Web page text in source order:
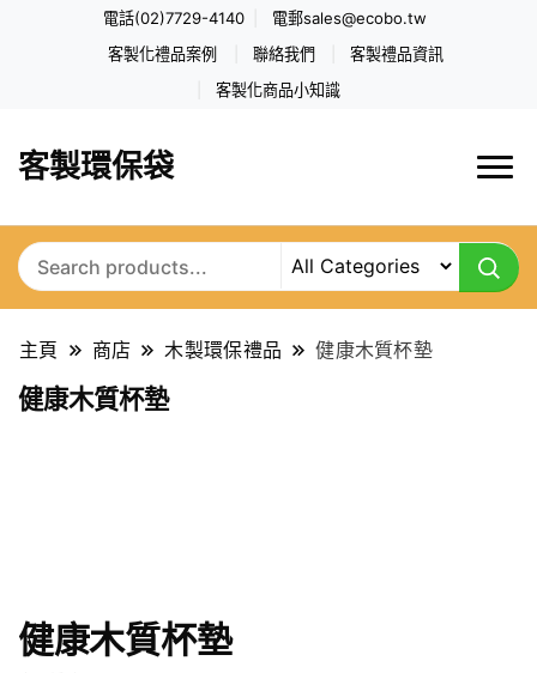
電話(02)7729-4140 電郵sales@ecobo.tw
客製化禮品案例 聯絡我們 客製禮品資訊
客製化商品小知識
客製環保袋
主頁 商店 木製環保禮品 健康木質杯墊
健康木質杯墊
健康木質杯墊